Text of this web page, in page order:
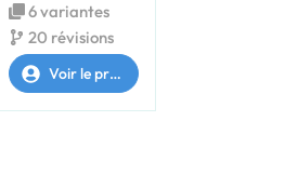
6 variantes
20 révisions
Voir le profil